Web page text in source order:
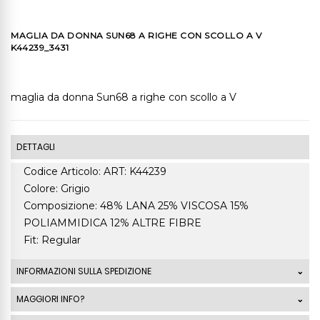
MAGLIA DA DONNA SUN68 A RIGHE CON SCOLLO A V
K44239_3431
maglia da donna Sun68 a righe con scollo a V
DETTAGLI
Codice Articolo: ART: K44239
Colore: Grigio
Composizione: 48% LANA 25% VISCOSA 15%
POLIAMMIDICA 12% ALTRE FIBRE
Fit: Regular
INFORMAZIONI SULLA SPEDIZIONE
Le spedizioni standard Italia di ordini che superano
99,00 Euro sono GRATUITE. La spedizione standard
MAGGIORI INFO?